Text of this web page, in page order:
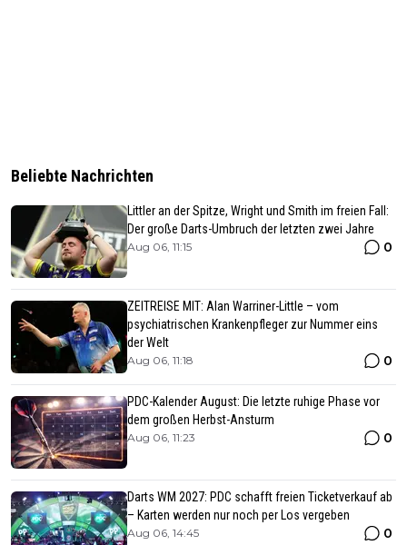
Beliebte Nachrichten
Littler an der Spitze, Wright und Smith im freien Fall:
Der große Darts-Umbruch der letzten zwei Jahre
Aug 06, 11:15 0
ZEITREISE MIT: Alan Warriner-Little – vom
psychiatrischen Krankenpfleger zur Nummer eins
der Welt
Aug 06, 11:18 0
PDC-Kalender August: Die letzte ruhige Phase vor
dem großen Herbst-Ansturm
Aug 06, 11:23 0
Darts WM 2027: PDC schafft freien Ticketverkauf ab
– Karten werden nur noch per Los vergeben
Aug 06, 14:45 0